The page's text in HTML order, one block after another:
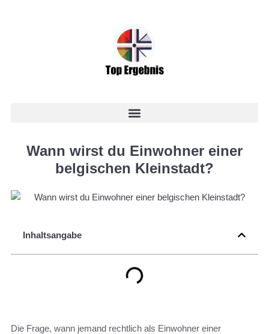
Wann wirst du Einwohner einer
belgischen Kleinstadt?
Inhaltsangabe
Die Frage, wann jemand rechtlich als Einwohner einer